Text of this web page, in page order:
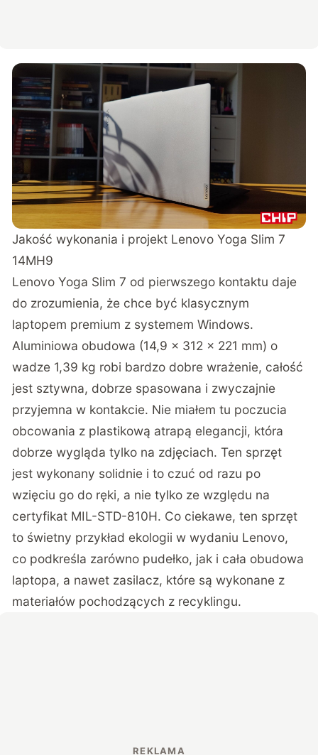
Jakość wykonania i projekt Lenovo Yoga Slim 7
14MH9
Lenovo Yoga Slim 7 od pierwszego kontaktu daje
do zrozumienia, że chce być klasycznym
laptopem premium z systemem Windows.
Aluminiowa obudowa (14,9 x 312 x 221 mm) o
wadze 1,39 kg robi bardzo dobre wrażenie, całość
jest sztywna, dobrze spasowana i zwyczajnie
przyjemna w kontakcie. Nie miałem tu poczucia
obcowania z plastikową atrapą elegancji, która
dobrze wygląda tylko na zdjęciach. Ten sprzęt
jest wykonany solidnie i to czuć od razu po
wzięciu go do ręki, a nie tylko ze względu na
certyfikat MIL-STD-810H. Co ciekawe, ten sprzęt
to świetny przykład ekologii w wydaniu Lenovo,
co podkreśla zarówno pudełko, jak i cała obudowa
laptopa, a nawet zasilacz, które są wykonane z
materiałów pochodzących z recyklingu.